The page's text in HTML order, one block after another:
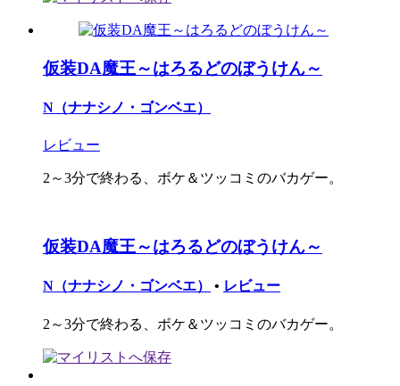
仮装DA魔王～はろるどのぼうけん～
N（ナナシノ・ゴンベエ）
レビュー
2～3分で終わる、ボケ＆ツッコミのバカゲー。
仮装DA魔王～はろるどのぼうけん～
N（ナナシノ・ゴンベエ） • レビュー
2～3分で終わる、ボケ＆ツッコミのバカゲー。